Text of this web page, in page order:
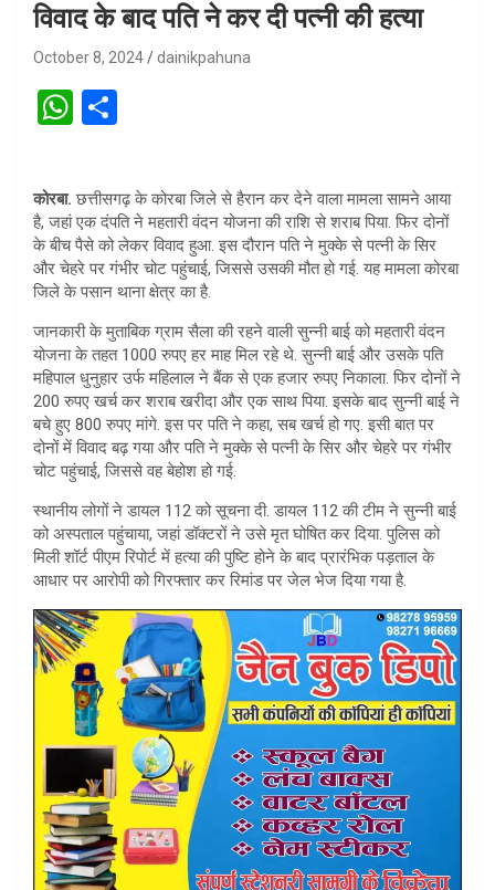
विवाद के बाद पति ने कर दी पत्नी की हत्या
October 8, 2024 dainikpahuna
W
s
A
p
p
ar
e
कोरबा.छत्तीसगढ़ के कोरबा जिले से हैरान कर देने वाला मामला सामने आया
है, जहां एक दंपति ने महतारी वंदन योजना की राशि से शराब पिया. फिर दोनों
के बीच पैसे को लेकर विवाद हुआ. इस दौरान पति ने मुक्के से पत्नी के सिर
और चेहरे पर गंभीर चोट पहुंचाई, जिससे उसकी मौत हो गई. यह मामला कोरबा
जिले के पसान थाना क्षेत्र का है.
जानकारी के मुताबिक ग्राम सैला की रहने वाली सुन्नी बाई को महतारी वंदन
योजना के तहत 1000 रुपए हर माह मिल रहे थे. सुन्नी बाई और उसके पति
महिपाल धुनुहार उर्फ महिलाल ने बैंक से एक हजार रुपए निकाला. फिर दोनों ने
200 रुपए खर्च कर शराब खरीदा और एक साथ पिया. इसके बाद सुन्नी बाई ने
बचे हुए 800 रुपए मांगे. इस पर पति ने कहा, सब खर्च हो गए. इसी बात पर
दोनों में विवाद बढ़ गया और पति ने मुक्के से पत्नी के सिर और चेहरे पर गंभीर
चोट पहुंचाई, जिससे वह बेहोश हो गई.
स्थानीय लोगों ने डायल 112 को सूचना दी. डायल 112 की टीम ने सुन्नी बाई
को अस्पताल पहुंचाया, जहां डॉक्टरों ने उसे मृत घोषित कर दिया. पुलिस को
मिली शॉर्ट पीएम रिपोर्ट में हत्या की पुष्टि होने के बाद प्रारंभिक पड़ताल के
आधार पर आरोपी को गिरफ्तार कर रिमांड पर जेल भेज दिया गया है.